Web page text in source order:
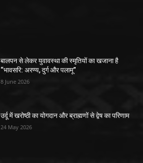
बालपन से लेकर युवावस्था की स्मृतियों का खजाना है
“भावसरि: अरण्य, दुर्ग और पलामू”
8 June 2026
उर्दू में खरोष्ठी का योगदान और ब्राह्मणों से द्वेष का परिणाम
24 May 2026